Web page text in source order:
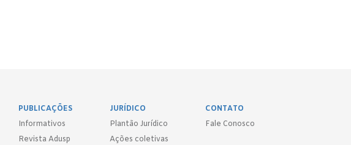
PUBLICAÇÕES
Informativos
Revista Adusp
JURÍDICO
Plantão Jurídico
Ações coletivas
CONTATO
Fale Conosco